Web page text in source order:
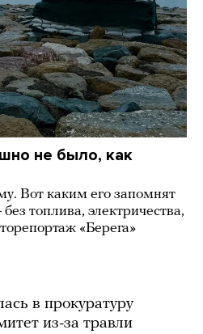
не было, как
Вот каким его запомнят
топлива, электричества,
«Берега»
в прокуратуру
из-за травли